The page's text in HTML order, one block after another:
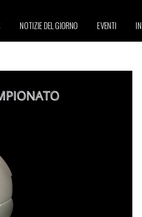
NOTIZIE DEL GIORNO EVENTI